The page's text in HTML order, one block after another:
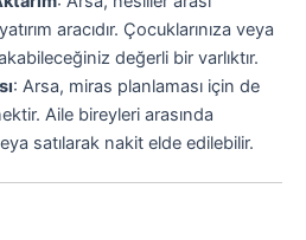
aracıdır. Çocuklarınıza veya
değerli bir varlıktır.
: Arsa, miras planlaması için de
Aile bireyleri arasında
satılarak nakit elde edilebilir.